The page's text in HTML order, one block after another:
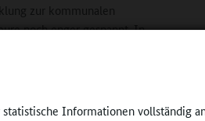
Informationen vollständig
zur kommunalen
noch enger gespannt. In
Lernen und
eines Online-